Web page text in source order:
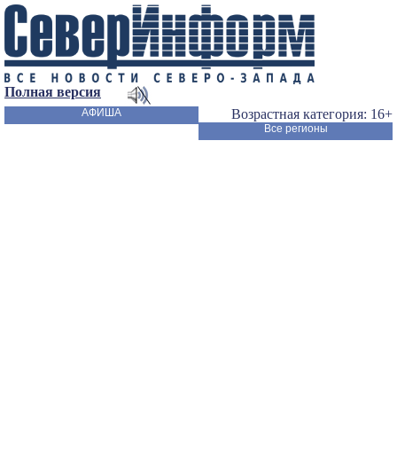
Полная версия
Возрастная категория: 16+
АФИША
Все регионы